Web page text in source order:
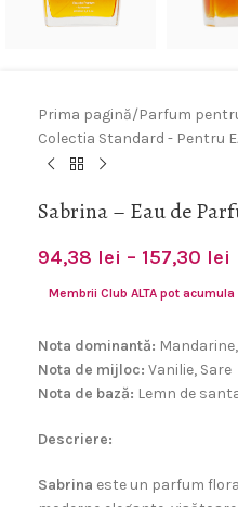
Prima pagină/Parfum
Colectia Standard - Pentru
Sabrina – Eau de
94,38 lei – 157,30 lei
Membrii Club ALTA pot
Nota dominantă:
Nota de mijloc: Vanilie, Sare
Nota de bază: Lemn de
Descriere:
Sabrina este un parfum